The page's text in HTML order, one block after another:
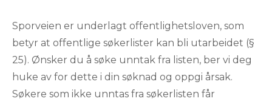
Sporveien er underlagt offentlighetsloven, som
betyr at offentlige søkerlister kan bli utarbeidet (§
25). Ønsker du å søke unntak fra listen, ber vi deg
huke av for dette i din søknad og oppgi årsak.
Søkere som ikke unntas fra søkerlisten får